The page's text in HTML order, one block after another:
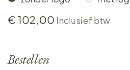
€ 102,00 Inclusief btw
Bestellen